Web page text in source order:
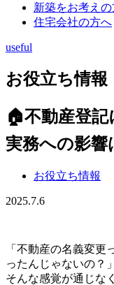
新築をお考え
住宅会社の方へ
useful
お役立ち情報
🏠不動産登
実務への影響
お役立ち情報
2025.7.6
「不動産の名義変
ったんじゃないの？」
そんな感覚が通じな